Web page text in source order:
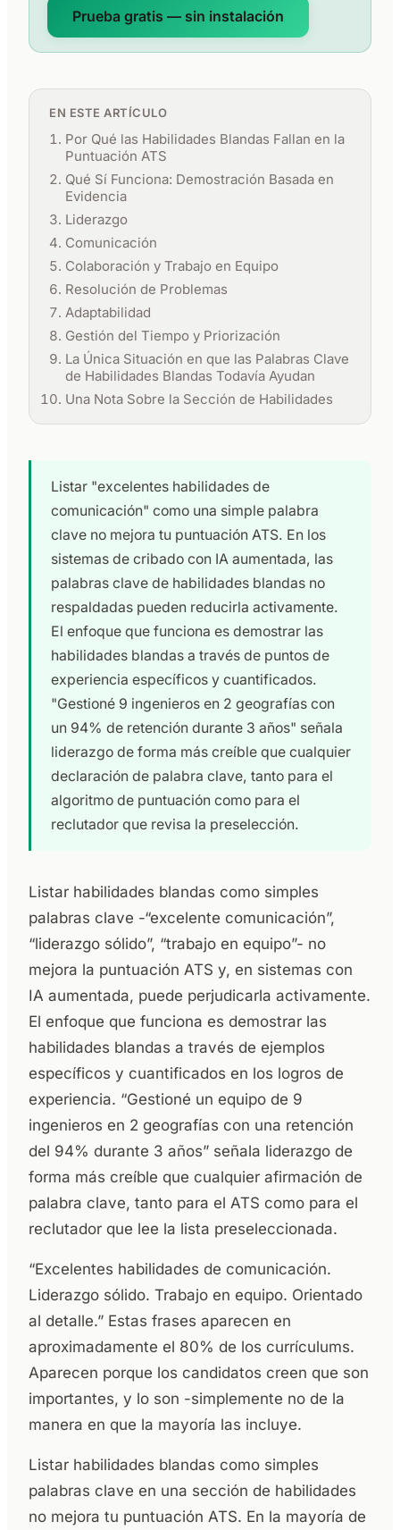
Prueba gratis — sin instalación
EN ESTE ARTÍCULO
Por Qué las Habilidades Blandas Fallan en la
Puntuación ATS
Qué Sí Funciona: Demostración Basada en
Evidencia
Liderazgo
Comunicación
Colaboración y Trabajo en Equipo
Resolución de Problemas
Adaptabilidad
Gestión del Tiempo y Priorización
La Única Situación en que las Palabras Clave
de Habilidades Blandas Todavía Ayudan
Una Nota Sobre la Sección de Habilidades
Listar "excelentes habilidades de
comunicación" como una simple palabra
clave no mejora tu puntuación ATS. En los
sistemas de cribado con IA aumentada, las
palabras clave de habilidades blandas no
respaldadas pueden reducirla activamente.
El enfoque que funciona es demostrar las
habilidades blandas a través de puntos de
experiencia específicos y cuantificados.
"Gestioné 9 ingenieros en 2 geografías con
un 94% de retención durante 3 años" señala
liderazgo de forma más creíble que cualquier
declaración de palabra clave, tanto para el
algoritmo de puntuación como para el
reclutador que revisa la preselección.
Listar habilidades blandas como simples
palabras clave -“excelente comunicación”,
“liderazgo sólido”, “trabajo en equipo”- no
mejora la puntuación ATS y, en sistemas con
IA aumentada, puede perjudicarla activamente.
El enfoque que funciona es demostrar las
habilidades blandas a través de ejemplos
específicos y cuantificados en los logros de
experiencia. “Gestioné un equipo de 9
ingenieros en 2 geografías con una retención
del 94% durante 3 años” señala liderazgo de
forma más creíble que cualquier afirmación de
palabra clave, tanto para el ATS como para el
reclutador que lee la lista preseleccionada.
“Excelentes habilidades de comunicación.
Liderazgo sólido. Trabajo en equipo. Orientado
al detalle.” Estas frases aparecen en
aproximadamente el 80% de los currículums.
Aparecen porque los candidatos creen que son
importantes, y lo son -simplemente no de la
manera en que la mayoría las incluye.
Listar habilidades blandas como simples
palabras clave en una sección de habilidades
no mejora tu puntuación ATS. En la mayoría de